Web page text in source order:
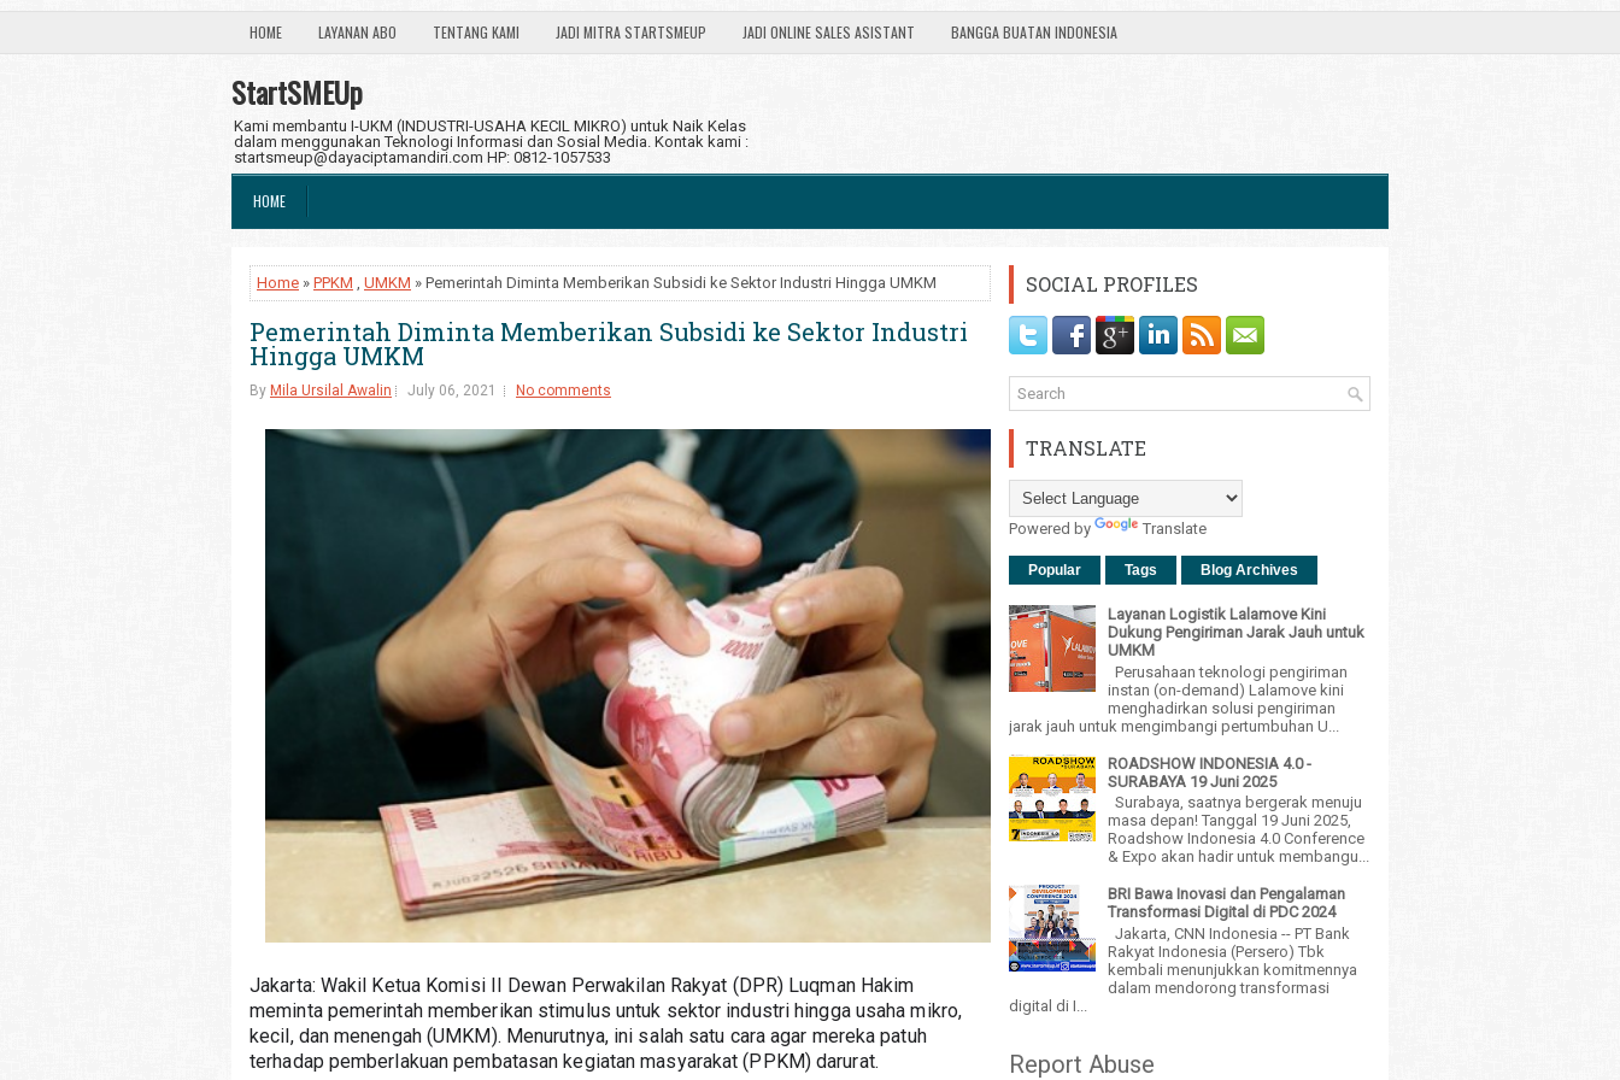
HOME LAYANAN ABO TENTANG KAMI JADI MITRA STARTSMEUP JADI ONLINE SALES ASISTANT BANGGA BUATAN INDONESIA
StartSMEUp
Kami membantu I-UKM (INDUSTRI-USAHA KECIL MIKRO) untuk Naik Kelas
dalam menggunakan Teknologi Informasi dan Sosial Media. Kontak kami :
startsmeup@dayaciptamandiri.com HP: 0812-1057533
HOME
Home » PPKM , UMKM » Pemerintah Diminta Memberikan Subsidi ke Sektor Industri Hingga UMKM
Pemerintah Diminta Memberikan Subsidi ke Sektor Industri
Hingga UMKM
By Mila Ursilal Awalin July 06, 2021 No comments
Jakarta: Wakil Ketua Komisi II Dewan Perwakilan Rakyat (DPR) Luqman Hakim
meminta pemerintah memberikan stimulus untuk sektor industri hingga usaha mikro,
kecil, dan menengah (UMKM). Menurutnya, ini salah satu cara agar mereka patuh
terhadap pemberlakuan pembatasan kegiatan masyarakat (PPKM) darurat.
SOCIAL PROFILES
TRANSLATE
Powered by Translate
Popular Tags Blog Archives
Layanan Logistik Lalamove Kini
Dukung Pengiriman Jarak Jauh untuk
UMKM
Perusahaan teknologi pengiriman
instan (on-demand) Lalamove kini
menghadirkan solusi pengiriman
jarak jauh untuk mengimbangi pertumbuhan U...
ROADSHOW INDONESIA 4.0 -
SURABAYA 19 Juni 2025
Surabaya, saatnya bergerak menuju
masa depan! Tanggal 19 Juni 2025,
Roadshow Indonesia 4.0 Conference
& Expo akan hadir untuk membangu...
BRI Bawa Inovasi dan Pengalaman
Transformasi Digital di PDC 2024
Jakarta, CNN Indonesia -- PT Bank
Rakyat Indonesia (Persero) Tbk
kembali menunjukkan komitmennya
dalam mendorong transformasi
digital di I...
Report Abuse